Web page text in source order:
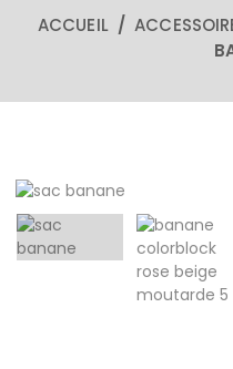
ACCUEIL/